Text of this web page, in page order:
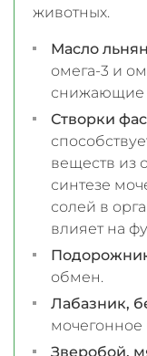
животных.
Масло
омега-3 и
снижающие
Створки
веществ из
синтезе
солей в
влияет на
обмен.
Лабазник,
мочегонное
Зверобой,